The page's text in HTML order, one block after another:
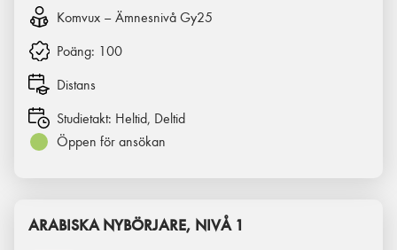
Komvux – Ämnesnivå Gy25
Poäng: 100
Distans
Studietakt: Heltid, Deltid
Öppen för ansökan
ARABISKA NYBÖRJARE, NIVÅ 1